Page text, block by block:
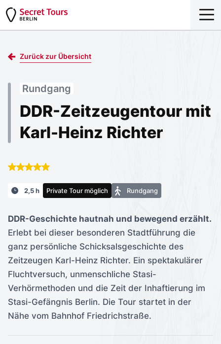
Zurück zur Übersicht
Rundgang
DDR-Zeitzeugentour mit
Karl-Heinz Richter
2,5 h Private Tour möglich Rundgang
DDR-Geschichte hautnah und bewegend erzählt.
Erlebt bei dieser besonderen Stadtführung die
ganz persönliche Schicksalsgeschichte des
Zeitzeugen Karl-Heinz Richter. Ein spektakulärer
Fluchtversuch, unmenschliche Stasi-
Verhörmethoden und die Zeit der Inhaftierung im
Stasi-Gefängnis Berlin. Die Tour startet in der
Nähe vom Bahnhof Friedrichstraße.